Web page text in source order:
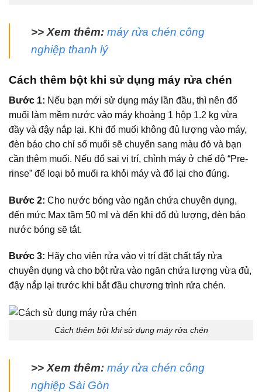
>> Xem thêm: máy rửa chén công
nghiệp thanh lý
Cách thêm bột khi sử dụng máy rửa chén
Bước 1: Nếu bạn mới sử dụng máy lần đầu, thì nên đổ
muối làm mềm nước vào máy khoảng 1 hộp 1.2 kg vừa
đầy và đậy nắp lại. Khi đổ muối không đủ lượng vào máy,
đèn báo cho chỉ số muối sẽ chuyển sang màu đỏ và bạn
cần thêm muối. Nếu đổ sai vị trí, chỉnh máy ở chế độ “Pre-
rinse” để loại bỏ muối ra khỏi máy và đổ lại cho đúng.
Bước 2: Cho nước bóng vào ngăn chứa chuyên dụng,
đến mức Max tầm 50 ml và đến khi đổ đủ lượng, đèn báo
nước bóng sẽ tắt.
Bước 3: Hãy cho viên rửa vào vị trí đặt chất tẩy rửa
chuyên dụng và cho bột rửa vào ngăn chứa lượng vừa đủ,
đậy nắp lại trước khi bắt đầu chương trình rửa chén.
Cách thêm bột khi sử dụng máy rửa chén
>> Xem thêm: máy rửa chén công
nghiệp Sài Gòn